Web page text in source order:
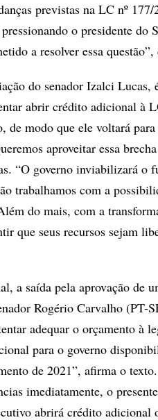
previstas na LC nº
o presidente
a resolver essa
do senador Izalci
abrir crédito adicional à
de modo que ele voltará
aproveitar essa
“O governo inviabilizará o
trabalhamos com a
do mais, com a
que seus recursos sejam
a saída pela aprovação de
Rogério Carvalho (PT-
adequar o orçamento à
para o governo
de 2021”, afirma o
imediatamente, o
abrirá crédito adicional